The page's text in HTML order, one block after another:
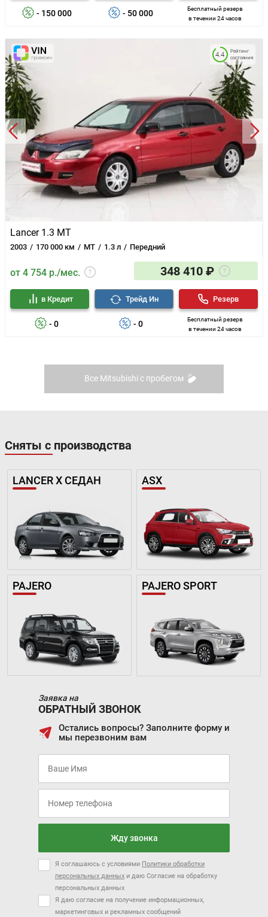
- 150 000 - 50 000
Бесплатный резерв
в течении 24 часов
Lancer 1.3 MT
2003 170 000 км MT 1.3 л Передний
Рейтинг
состояния
4.4
от 4 754 р./мес. 348 410 ₽
- 0
в Кредит
- 0
Трейд Ин
Бесплатный резерв
в течении 24 часов
Резерв
Все Mitsubishi с пробегом
Сняты с производства
LANCER X СЕДАН ASX
PAJERO PAJERO SPORT
Заявка на
ОБРАТНЫЙ ЗВОНОК
Остались вопросы? Заполните форму и
мы перезвоним вам
Жду звонка
Я соглашаюсь с условиями Политики обработки
персональных данных и даю Согласие на обработку
персональных данных
Я даю согласие на получение информационных,
маркетинговых и рекламных сообщений